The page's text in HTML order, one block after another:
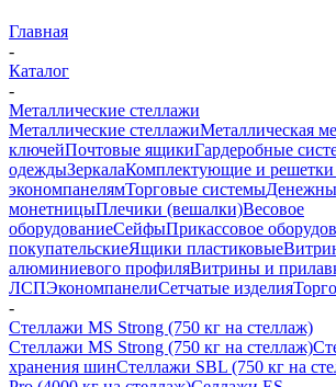
Главная
-
Каталог
-
Металлические стеллажи
Металлические стеллажиМеталлическая
ключейПочтовые ящикиГардеробные
одеждыЗеркалаКомплектующие и решетки
экономпанелямТорговые системы
монетницыПлечики (вешалки)Весовое
оборудованиеСейфыПрикассовое
покупательскиеЯщики пластиковые
алюминиевого профиляВитрины и
ЛСПЭкономпанелиСетчатые изделия
-
Стеллажи MS Strong (750 кг на стеллаж)
Стеллажи MS Strong (750 кг на стеллаж)
хранения шинСтеллажи SBL (750 кг на